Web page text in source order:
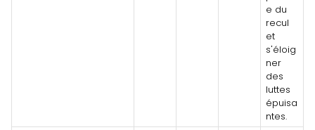
e du
recul
et
s'éloig
ner
des
luttes
épuisa
ntes.